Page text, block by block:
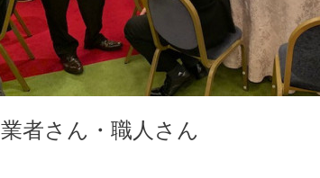
業者さん・職人さん